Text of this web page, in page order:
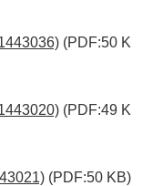
(PDF:50 K
(PDF:49 K
(PDF:50 KB)